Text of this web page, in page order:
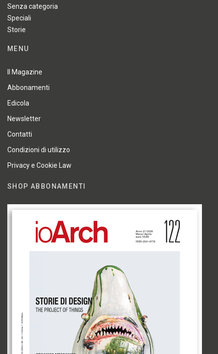
Senza categoria
Speciali
Storie
MENU
Il Magazine
Abbonamenti
Edicola
Newsletter
Contatti
Condizioni di utilizzo
Privacy e Cookie Law
SHOP ABBONAMENTI